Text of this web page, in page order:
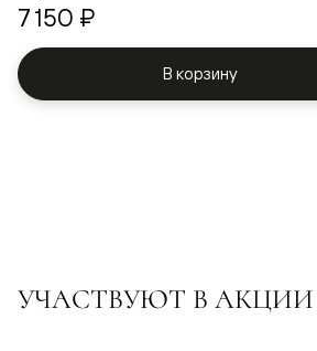
7 150 ₽
В корзину
УЧАСТВУЮТ В АКЦИИ